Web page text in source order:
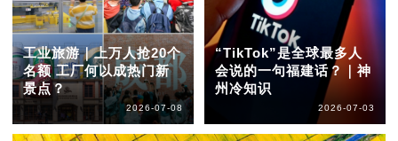
工业旅游｜上万人抢20个
名额 工厂何以成热门新
景点？
2026-07-08
“TikTok”是全球最多人
会说的一句福建话？｜神
州冷知识
2026-07-03